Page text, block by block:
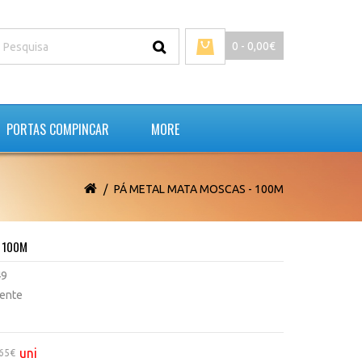
0 - 0,00€
PORTAS COMPINCAR MORE
PÁ METAL MATA MOSCAS - 100M
100M
uni